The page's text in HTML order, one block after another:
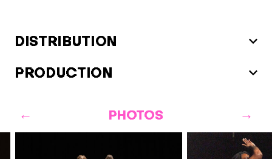
DISTRIBUTION
PRODUCTION
PHOTOS